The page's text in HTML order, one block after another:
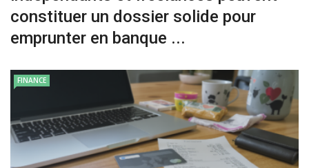
constituer un dossier solide pour
emprunter en banque ...
FINANCE